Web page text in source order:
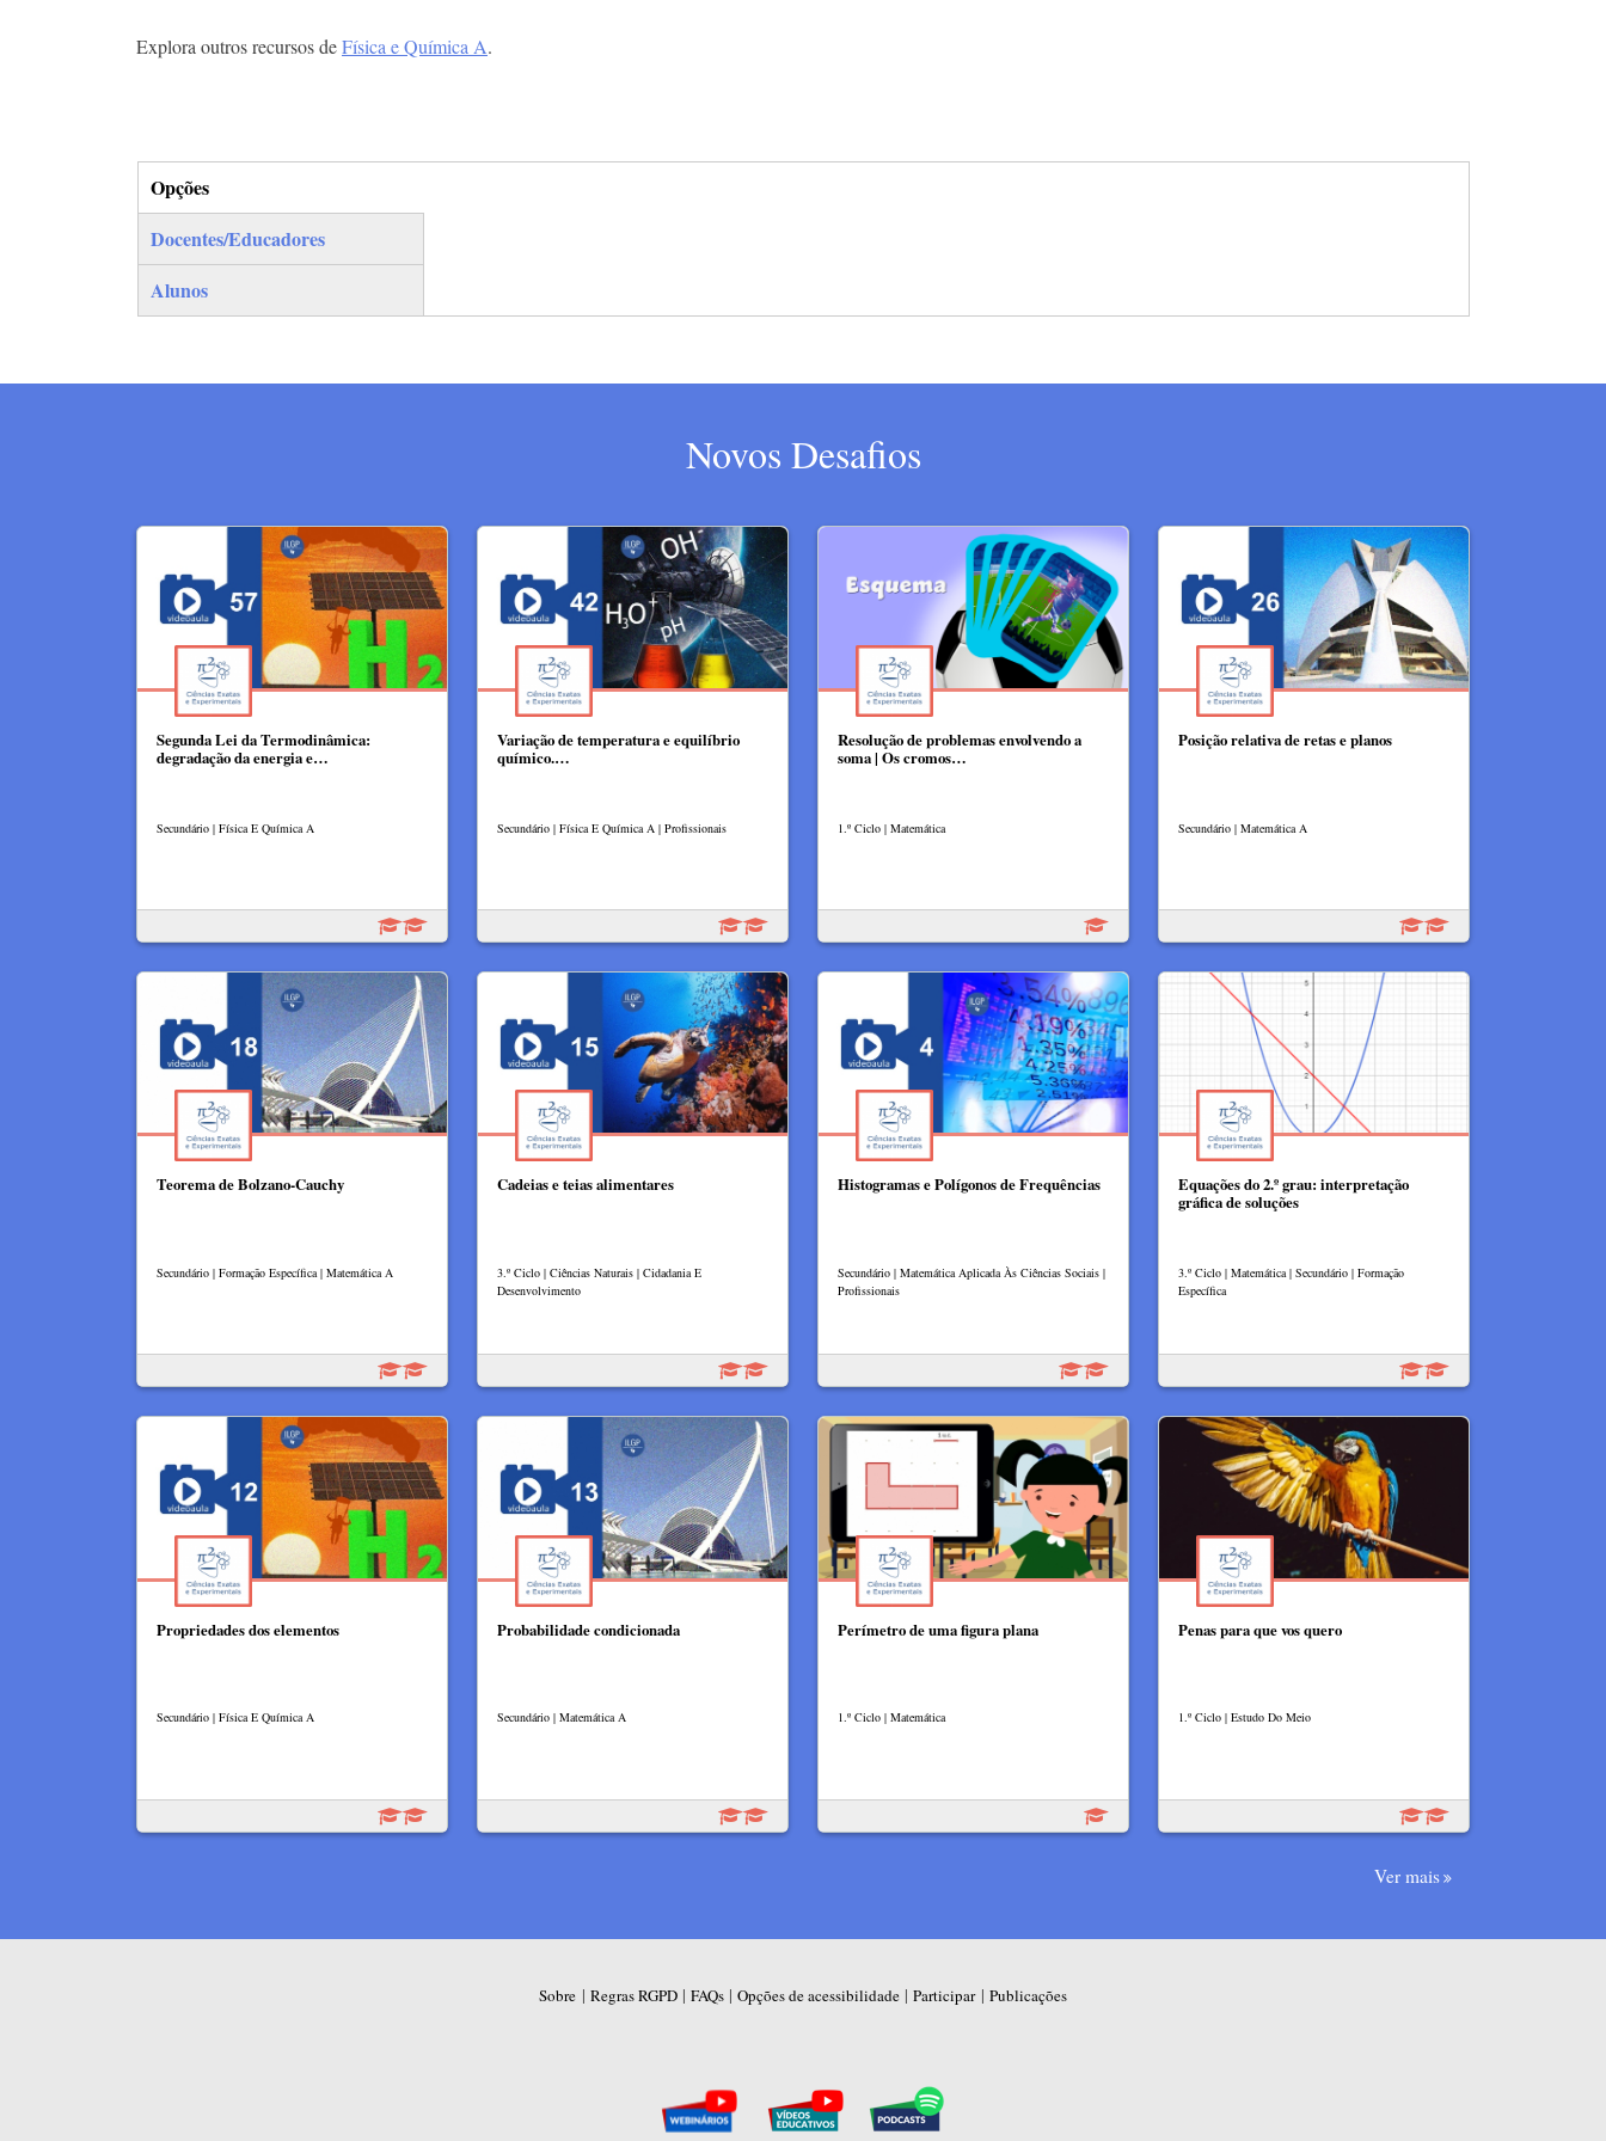
Explora outros recursos deFísica e Química A.
Opções
(separador ativo)
Docentes/Educadores
Alunos
Novos Desafios
Segunda Lei da Termodinâmica:
degradação da energia e…
Secundário | Física E Química A
Variação de temperatura e equilíbrio
químico.…
Secundário | Física E Química A | Profissionais
Resolução de problemas envolvendo a
soma | Os cromos…
1.º Ciclo | Matemática
Posição relativa de retas e planos
Secundário | Matemática A
Teorema de Bolzano-Cauchy
Secundário | Formação Específica | Matemática A
Cadeias e teias alimentares
3.º Ciclo | Ciências Naturais | Cidadania E
Desenvolvimento
Histogramas e Polígonos de Frequências
Secundário | Matemática Aplicada Às Ciências Sociais |
Profissionais
Equações do 2.º grau: interpretação
gráfica de soluções
3.º Ciclo | Matemática | Secundário | Formação
Específica
Propriedades dos elementos
Secundário | Física E Química A
Probabilidade condicionada
Secundário | Matemática A
Perímetro de uma figura plana
1.º Ciclo | Matemática
Penas para que vos quero
1.º Ciclo | Estudo Do Meio
Ver mais
Sobre | Regras RGPD | FAQs | Opções de acessibilidade | Participar| Publicações